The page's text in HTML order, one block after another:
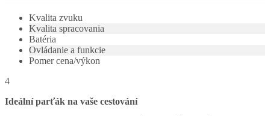
Kvalita zvuku
Kvalita spracovania
Batéria
Ovládanie a funkcie
Pomer cena/výkon
4
Ideální parťák na vaše cestování